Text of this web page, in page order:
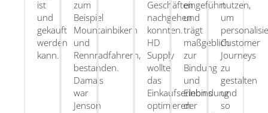
ist
und
gekauft
werden
kann.
zum
Beispiel
Mountainbikern
und
Rennradfahrern,
bestanden.
Damals
war
Jenson
Geschäften
nachgehen
konnten.
HD
Supply
wollte
das
Einkaufserlebnis
optimieren
eingeführt
und
trägt
maßgeblich
zur
Bindung
und
Einbindung
der
nutzen,
um
Customer
Journeys
zu
gestalten
und
so